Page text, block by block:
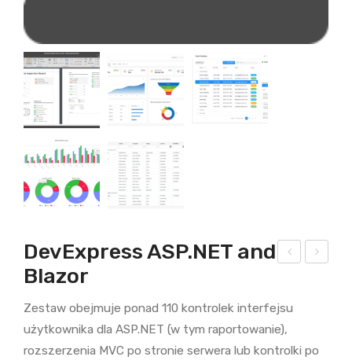
Win
DevExpress ASP.NET and
Blazor
Zestaw obejmuje ponad 110 kontrolek interfejsu
użytkownika dla ASP.NET (w tym raportowanie),
rozszerzenia MVC po stronie serwera lub kontrolki po